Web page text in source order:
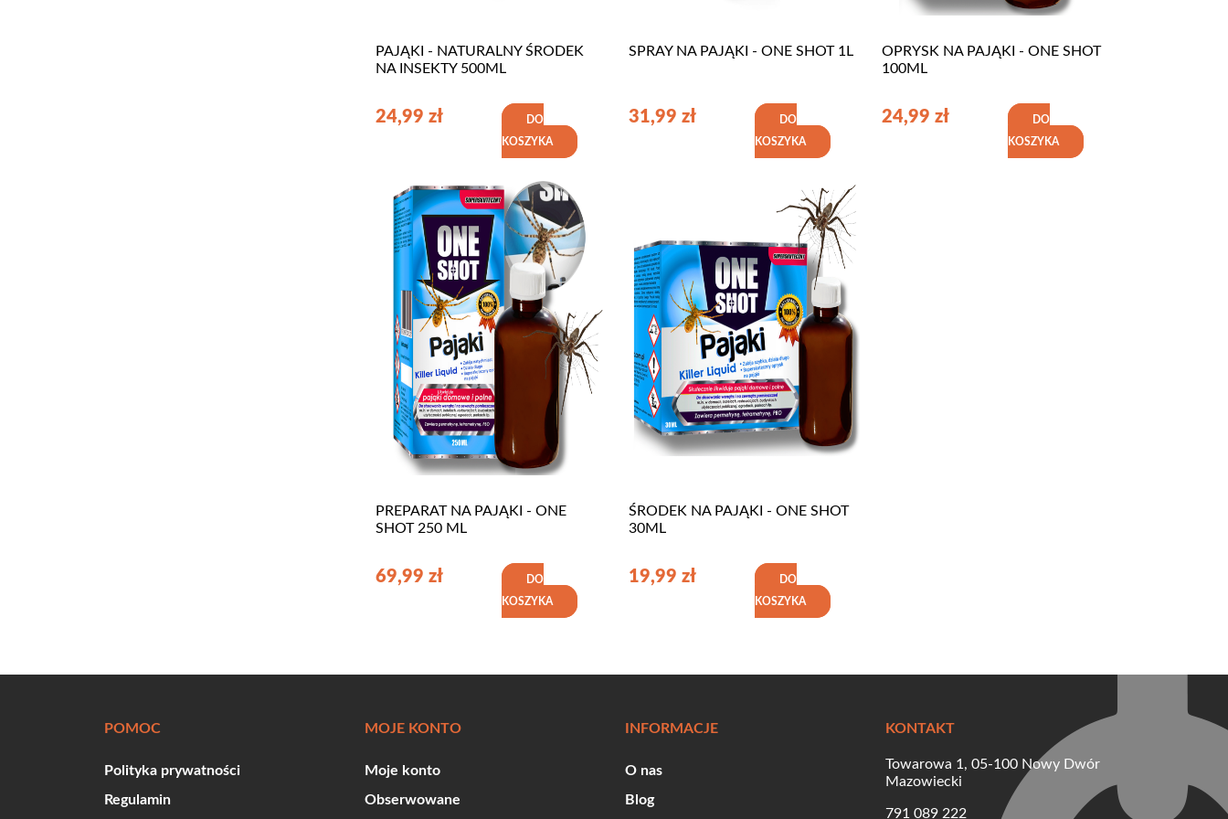
PAJĄKI - NATURALNY ŚRODEK
NA INSEKTY 500ML
24,99 zł
DO
KOSZYKA
SPRAY NA PAJĄKI - ONE SHOT 1L
31,99 zł
DO
KOSZYKA
OPRYSK NA PAJĄKI - ONE SHOT
100ML
24,99 zł
DO
KOSZYKA
PREPARAT NA PAJĄKI - ONE
SHOT 250 ML
69,99 zł
DO
KOSZYKA
ŚRODEK NA PAJĄKI - ONE SHOT
30ML
19,99 zł
DO
KOSZYKA
POMOC
Polityka prywatności
Regulamin
MOJE KONTO
Moje konto
Obserwowane
INFORMACJE
O nas
Blog
KONTAKT
Towarowa 1, 05-100 Nowy Dwór
Mazowiecki
791 089 222